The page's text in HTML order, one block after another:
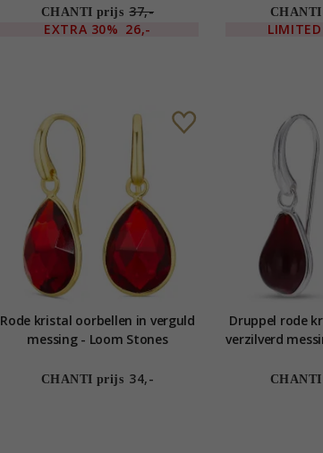
CHANTI prijs 37,-
EXTRA 30% 26,-
LIMITED
Rode kristal oorbellen in verguld
messing - Loom Stones
CHANTI prijs 34,-
Druppel rode
verzilverd